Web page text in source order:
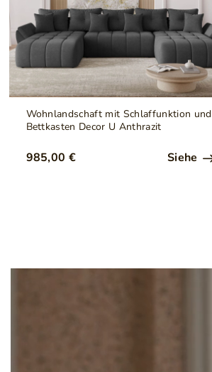
Wohnlandschaft mit Schlaffunktion und
Bettkasten Decor U Anthrazit
985,00 € Siehe